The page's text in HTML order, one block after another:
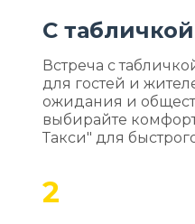
С табличкой
Встреча с
для гостей и
ожидания и
выбирайте
Такси" для
2